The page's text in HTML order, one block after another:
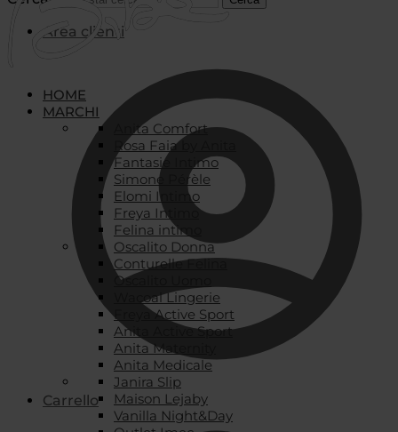
Area clienti
Carrello
HOME
MARCHI
Anita Comfort
Rosa Faia by Anita
Fantasie Intimo
Simone Pérèle
Elomi Intimo
Freya Intimo
Felina intimo
Oscalito Donna
Conturelle Felina
Oscalito Uomo
Wacoal Lingerie
Freya Active Sport
Anita Active Sport
Anita Maternity
Anita Medicale
Janira Slip
Maison Lejaby
Vanilla Night&Day